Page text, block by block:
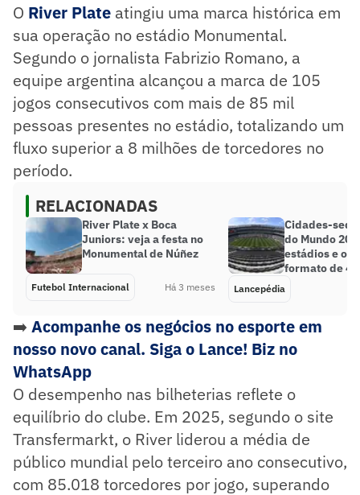
torcedores no período.
Resumo supervisionado pelo jornalista!
O River Plate atingiu uma marca histórica em
sua operação no estádio Monumental.
Segundo o jornalista Fabrizio Romano, a
equipe argentina alcançou a marca de 105
jogos consecutivos com mais de 85 mil
pessoas presentes no estádio, totalizando um
fluxo superior a 8 milhões de torcedores no
período.
RELACIONADAS
River Plate x Boca
Juniors: veja a festa no
Monumental de Núñez
Futebol Internacional Há 3 meses
Cidades-sede
do Mundo
estádios e o
formato de
Lancepédia
➡️ Acompanhe os negócios no esporte em
nosso novo canal. Siga o Lance! Biz no
WhatsApp
O desempenho nas bilheterias reflete o
equilíbrio do clube. Em 2025, segundo o site
Transfermarkt, o River liderou a média de
público mundial pelo terceiro ano consecutivo,
com 85.018 torcedores por jogo, superando